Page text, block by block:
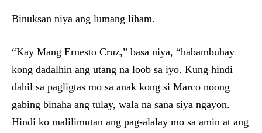
Binuksan niya ang lumang liham.
“Kay Mang Ernesto Cruz,” basa niya, “habambuhay
kong dadalhin ang utang na loob sa iyo. Kung hindi
dahil sa pagligtas mo sa anak kong si Marco noong
gabing binaha ang tulay, wala na sana siya ngayon.
Hindi ko malilimutan ang pag-alalay mo sa amin at ang